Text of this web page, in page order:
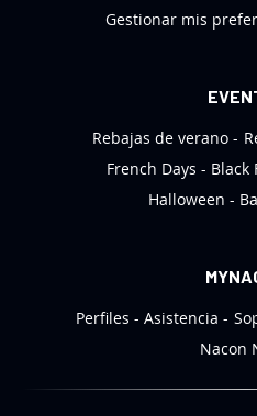
Gestionar mis
Rebajas de verano
French Days
Black
Halloween
Perfiles
Asistencia
Nacon